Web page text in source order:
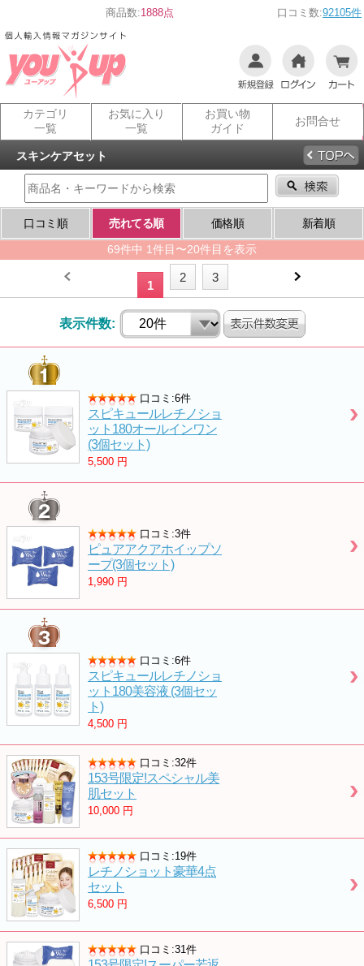
商品数:1888点 口コミ数:92105件
カテゴリ
一覧
お気に入り
一覧
お買い物
ガイド
お問合せ
スキンケアセット
口コミ順 売れてる順 価格順
新着順
69件中 1件目〜20件目を表示
1
2 3
表示件数:
口コミ:6件
スピキュールレチノショ
ット180オールインワン
(3個セット)
5,500 円
口コミ:3件
ピュアアクアホイップソ
ープ(3個セット)
1,990 円
口コミ:6件
スピキュールレチノショ
ット180美容液 (3個セッ
ト)
4,500 円
口コミ:32件
153号限定!スペシャル美
肌セット
10,000 円
口コミ:19件
レチノショット豪華4点
セット
6,500 円
口コミ:31件